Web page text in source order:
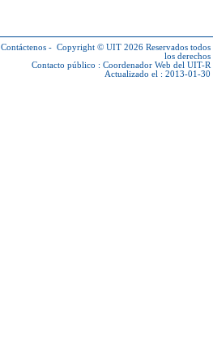
Contáctenos - Copyright © UIT 2026 Reservados todos
los derechos
Contacto público : Coordenador Web del UIT-R
Actualizado el : 2013-01-30